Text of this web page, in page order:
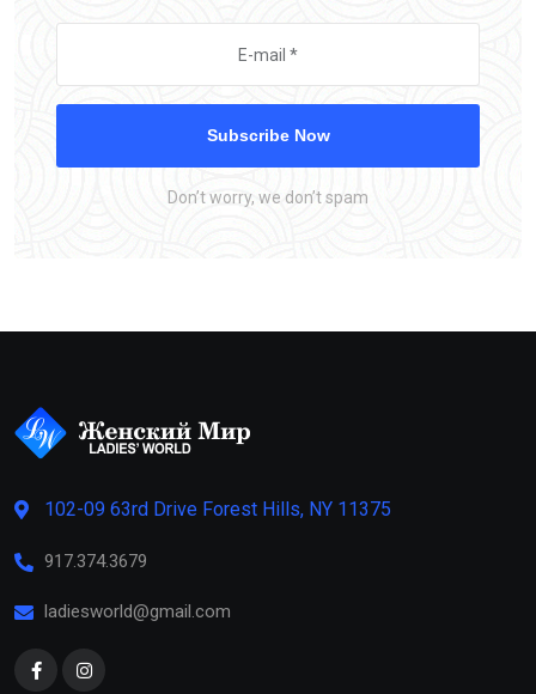
Subscribe Now
Don’t worry, we don’t spam
102-09 63rd Drive Forest Hills, NY 11375
917.374.3679
ladiesworld@gmail.com